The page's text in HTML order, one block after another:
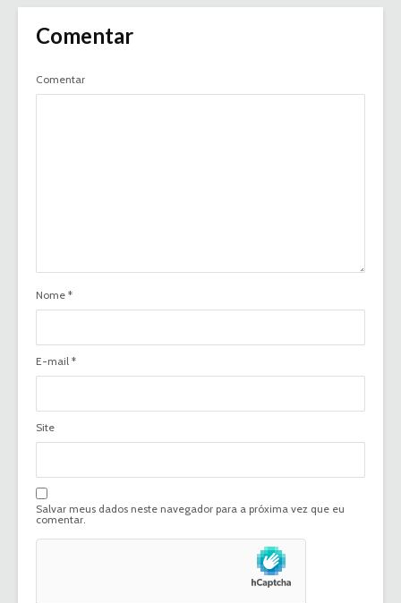
Comentar
Comentar
Nome *
E-mail *
Site
Salvar meus dados neste navegador para a próxima vez que eu
comentar.